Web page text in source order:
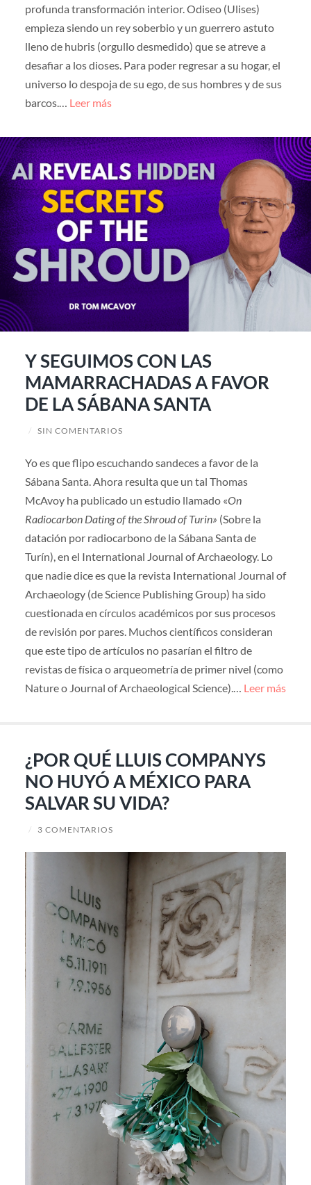
profunda transformación interior. Odiseo (Ulises)
empieza siendo un rey soberbio y un guerrero astuto
lleno de hubris (orgullo desmedido) que se atreve a
desafiar a los dioses. Para poder regresar a su hogar, el
universo lo despoja de su ego, de sus hombres y de sus
barcos.… Leer más
Y SEGUIMOS CON LAS
MAMARRACHADAS A FAVOR
DE LA SÁBANA SANTA
/ SIN COMENTARIOS
Yo es que flipo escuchando sandeces a favor de la
Sábana Santa. Ahora resulta que un tal Thomas
McAvoy ha publicado un estudio llamado «On
Radiocarbon Dating of the Shroud of Turin» (Sobre la
datación por radiocarbono de la Sábana Santa de
Turín), en el International Journal of Archaeology. Lo
que nadie dice es que la revista International Journal of
Archaeology (de Science Publishing Group) ha sido
cuestionada en círculos académicos por sus procesos
de revisión por pares. Muchos científicos consideran
que este tipo de artículos no pasarían el filtro de
revistas de física o arqueometría de primer nivel (como
Nature o Journal of Archaeological Science).… Leer más
¿POR QUÉ LLUIS COMPANYS
NO HUYÓ A MÉXICO PARA
SALVAR SU VIDA?
/ 3 COMENTARIOS